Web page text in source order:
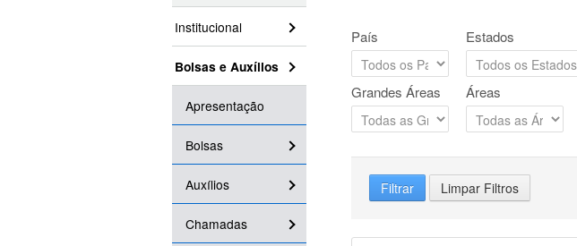
Institucional
Bolsas e Auxílios
Apresentação
Bolsas
Auxílios
Chamadas
País Estados
Grandes Áreas Áreas
Filtrar Limpar Filtros